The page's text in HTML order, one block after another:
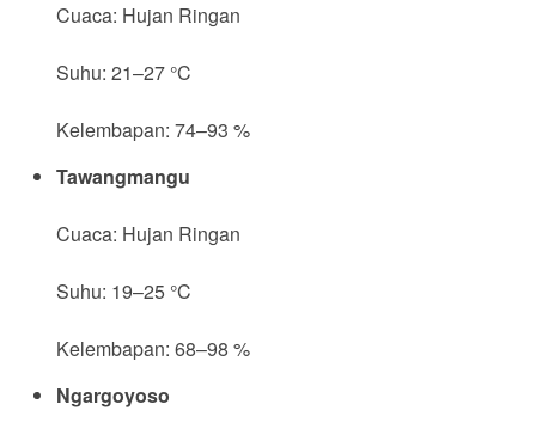
Cuaca: Hujan Ringan
Suhu: 21–27 °C
Kelembapan: 74–93 %
Tawangmangu
Cuaca: Hujan Ringan
Suhu: 19–25 °C
Kelembapan: 68–98 %
Ngargoyoso